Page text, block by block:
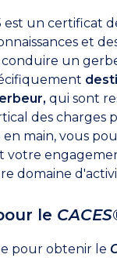
est un certificat
et
conduire un
qui sont
des charges
en main, vous
votre
domaine
le CACES
pour obtenir le